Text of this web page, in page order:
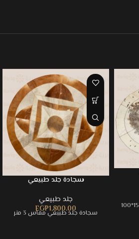
سجادة جلد طبيعي مقاس 150*100
سجادة جلد طبيعي
جلد طبيعي
EGP1,800.00
سجادة جلد طبيعي مقاس 3 متر